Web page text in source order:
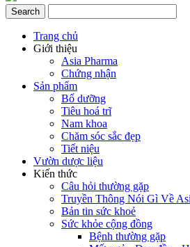
Trang chủ
Giới thiệu
Asia Pharma
Chứng nhận
Sản phẩm
Bổ dưỡng
Tiêu hoá trĩ
Nam khoa
Chăm sóc sắc đẹp
Tiết niệu
Vườn dược liệu
Kiến thức
Câu hỏi thường gặp
Truyền Thông Nói Gì Về
Bản tin sức khoẻ
Sức khỏe cộng đồng
Bệnh thường gặp